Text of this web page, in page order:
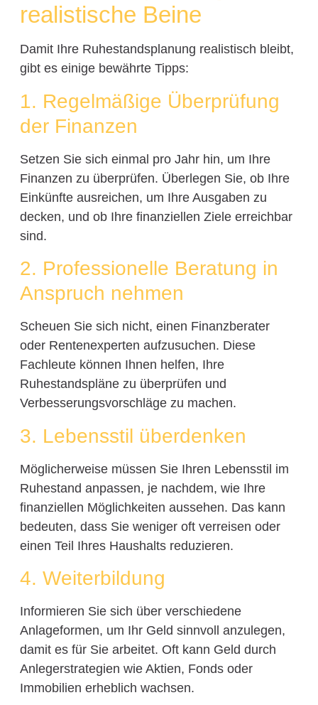
realistische Beine
Damit Ihre Ruhestandsplanung realistisch bleibt,
gibt es einige bewährte Tipps:
1. Regelmäßige Überprüfung
der Finanzen
Setzen Sie sich einmal pro Jahr hin, um Ihre
Finanzen zu überprüfen. Überlegen Sie, ob Ihre
Einkünfte ausreichen, um Ihre Ausgaben zu
decken, und ob Ihre finanziellen Ziele erreichbar
sind.
2. Professionelle Beratung in
Anspruch nehmen
Scheuen Sie sich nicht, einen Finanzberater
oder Rentenexperten aufzusuchen. Diese
Fachleute können Ihnen helfen, Ihre
Ruhestandspläne zu überprüfen und
Verbesserungsvorschläge zu machen.
3. Lebensstil überdenken
Möglicherweise müssen Sie Ihren Lebensstil im
Ruhestand anpassen, je nachdem, wie Ihre
finanziellen Möglichkeiten aussehen. Das kann
bedeuten, dass Sie weniger oft verreisen oder
einen Teil Ihres Haushalts reduzieren.
4. Weiterbildung
Informieren Sie sich über verschiedene
Anlageformen, um Ihr Geld sinnvoll anzulegen,
damit es für Sie arbeitet. Oft kann Geld durch
Anlegerstrategien wie Aktien, Fonds oder
Immobilien erheblich wachsen.